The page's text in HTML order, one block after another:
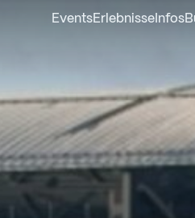
Events Erlebnisse Infos